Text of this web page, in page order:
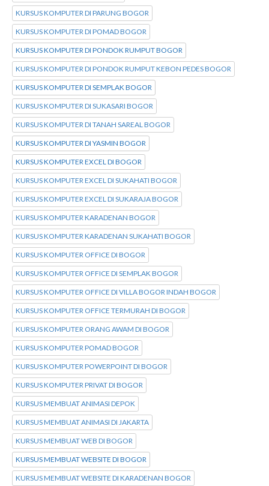
KURSUS KOMPUTER DI PARUNG BOGOR
KURSUS KOMPUTER DI POMAD BOGOR
KURSUS KOMPUTER DI PONDOK RUMPUT BOGOR
KURSUS KOMPUTER DI PONDOK RUMPUT KEBON PEDES BOGOR
KURSUS KOMPUTER DI SEMPLAK BOGOR
KURSUS KOMPUTER DI SUKASARI BOGOR
KURSUS KOMPUTER DI TANAH SAREAL BOGOR
KURSUS KOMPUTER DI YASMIN BOGOR
KURSUS KOMPUTER EXCEL DI BOGOR
KURSUS KOMPUTER EXCEL DI SUKAHATI BOGOR
KURSUS KOMPUTER EXCEL DI SUKARAJA BOGOR
KURSUS KOMPUTER KARADENAN BOGOR
KURSUS KOMPUTER KARADENAN SUKAHATI BOGOR
KURSUS KOMPUTER OFFICE DI BOGOR
KURSUS KOMPUTER OFFICE DI SEMPLAK BOGOR
KURSUS KOMPUTER OFFICE DI VILLA BOGOR INDAH BOGOR
KURSUS KOMPUTER OFFICE TERMURAH DI BOGOR
KURSUS KOMPUTER ORANG AWAM DI BOGOR
KURSUS KOMPUTER POMAD BOGOR
KURSUS KOMPUTER POWERPOINT DI BOGOR
KURSUS KOMPUTER PRIVAT DI BOGOR
KURSUS MEMBUAT ANIMASI DEPOK
KURSUS MEMBUAT ANIMASI DI JAKARTA
KURSUS MEMBUAT WEB DI BOGOR
KURSUS MEMBUAT WEBSITE DI BOGOR
KURSUS MEMBUAT WEBSITE DI KARADENAN BOGOR